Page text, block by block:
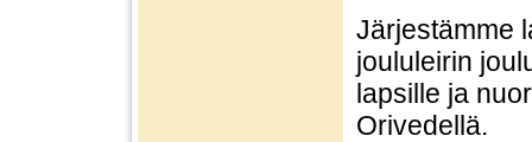
Järjestämme
joululeirin
lapsille ja
Orivedellä.